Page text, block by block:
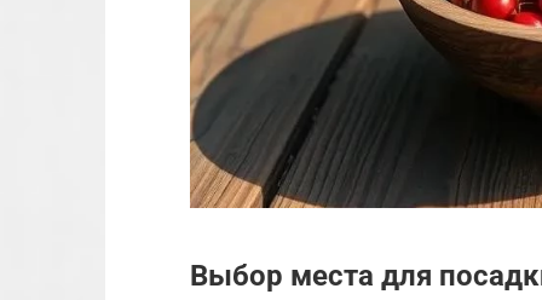
Выбор места для